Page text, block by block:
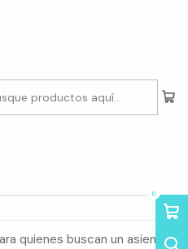
0
75cm
quienes buscan un asiento